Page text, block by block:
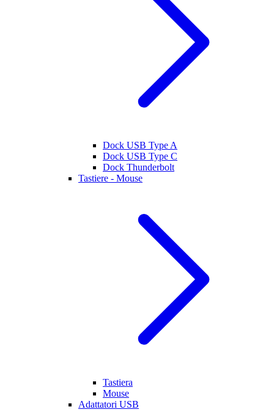
Dock USB Type A
Dock USB Type C
Dock Thunderbolt
Tastiere - Mouse
Tastiera
Mouse
Adattatori USB